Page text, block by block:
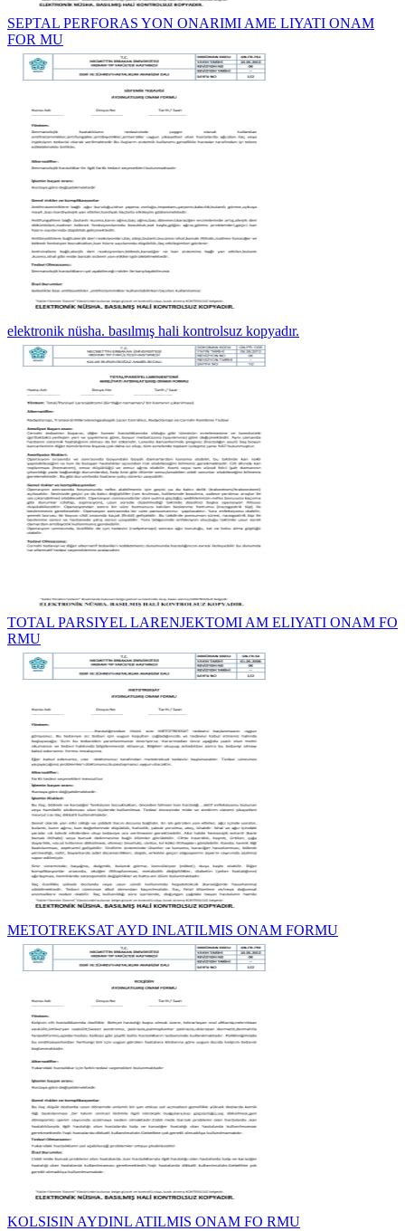
SEPTAL PERFORAS YON ONARIMI AME LIYATI ONAM
FOR MU
elektronik nüsha. basılmış hali kontrolsuz kopyadır.
TOTAL PARSIYEL LARENJEKTOMI AM ELIYATI ONAM FO
RMU
METOTREKSAT AYD INLATILMIS ONAM FORMU
KOLSISIN AYDINL ATILMIS ONAM FO RMU